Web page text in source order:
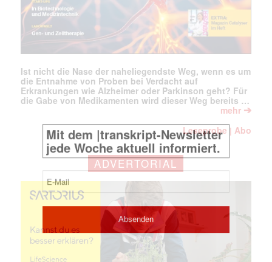
Ist nicht die Nase der naheliegendste Weg, wenn es um
die Entnahme von Proben bei Verdacht auf
Erkrankungen wie Alzheimer oder Parkinson geht? Für
die Gabe von Medikamenten wird dieser Weg bereits …
mehr ➔
Leseprobe | Abo
ADVERTORIAL